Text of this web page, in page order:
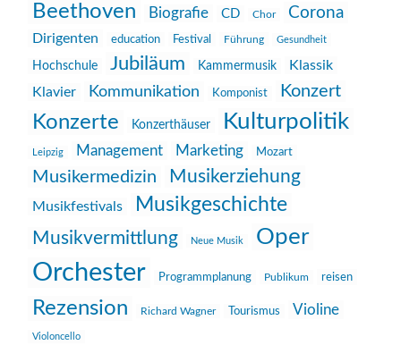
Beethoven Biografie CD Chor Corona
Dirigenten education Festival Führung Gesundheit
Hochschule Jubiläum Kammermusik
Klassik
Klavier
Kommunikation Komponist Konzert
Konzerte Konzerthäuser Kulturpolitik
Leipzig Management Marketing Mozart
Musikermedizin Musikerziehung
Musikfestivals Musikgeschichte
Musikvermittlung Neue Musik Oper
Orchester Programmplanung Publikum reisen
Rezension Richard Wagner Tourismus Violine
Violoncello